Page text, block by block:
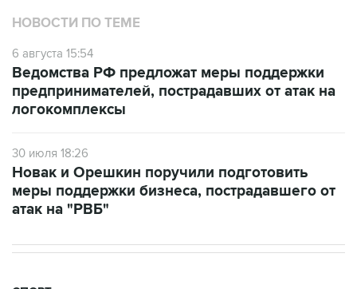
6 августа 15:54
предпринимателей, пострадавших от атак на
логокомплексы
меры поддержки бизнеса, пострадавшего от
атак на "РВБ"